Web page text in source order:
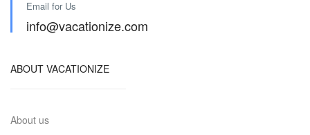
Email for Us
info@vacationize.com
ABOUT VACATIONIZE
About us